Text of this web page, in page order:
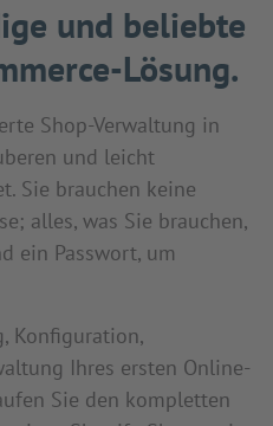
und beliebte
Lösung.
Shop-Verwaltung in
und leicht
Sie brauchen keine
alles, was Sie brauchen,
ein Passwort, um
Konfiguration,
Ihres ersten Online-
Sie den kompletten